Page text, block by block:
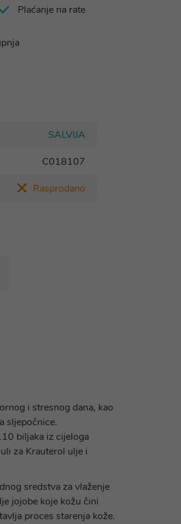
Plaćanje na rate
SALVIJA
C018107
Rasprodano
i stresnog dana, kao
sljepočnice.
biljaka iz cijeloga
za Krauterol ulje i
sredstva za vlaženje
jojobe koje kožu čini
proces starenja kože.